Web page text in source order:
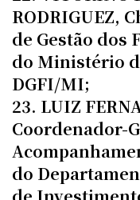
RODRIGUEZ,
de Gestão dos
do Ministério
DGFI/MI;
23. LUIZ
Coordenador-
do